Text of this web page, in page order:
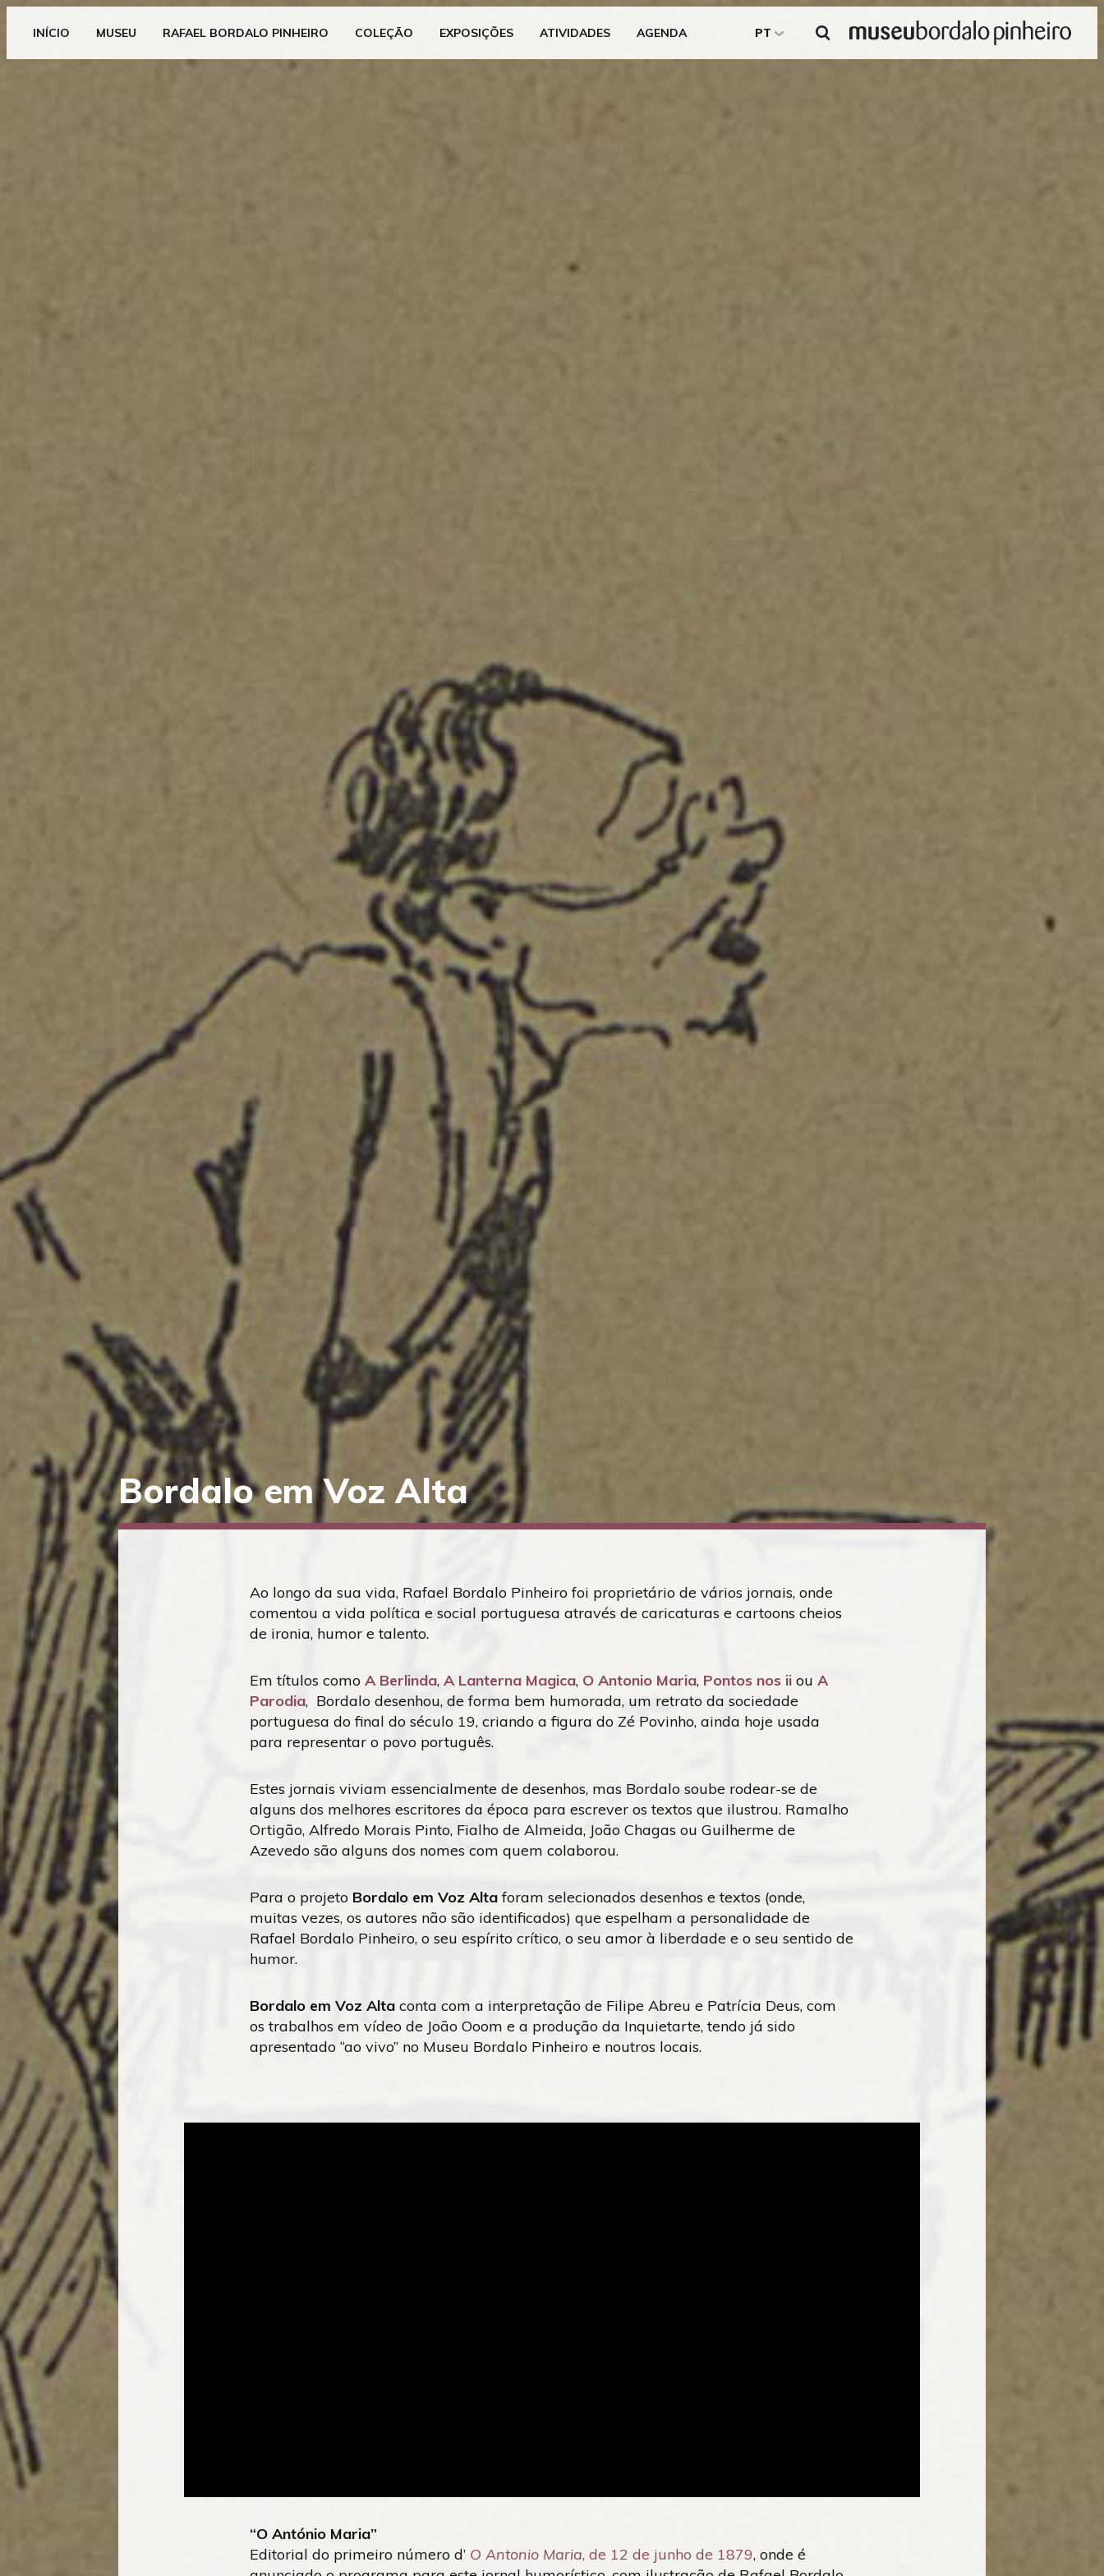
Saltar
diretamente
conteúdo
INÍCIO MUSEU RAFAEL BORDALO PINHEIRO COLEÇÃO EXPOSIÇÕES ATIVIDADES AGENDA PT Pesquisar
Bordalo em Voz Alta
Ao longo da sua vida, Rafael Bordalo Pinheiro foi proprietário de vários jornais, onde
comentou a vida política e social portuguesa através de caricaturas e cartoons cheios
de ironia, humor e talento.
Em títulos como A Berlinda, A Lanterna Magica, O Antonio Maria, Pontos nos ii ou A
Parodia, Bordalo desenhou, de forma bem humorada, um retrato da sociedade
portuguesa do final do século 19, criando a figura do Zé Povinho, ainda hoje usada
para representar o povo português.
Estes jornais viviam essencialmente de desenhos, mas Bordalo soube rodear-se de
alguns dos melhores escritores da época para escrever os textos que ilustrou. Ramalho
Ortigão, Alfredo Morais Pinto, Fialho de Almeida, João Chagas ou Guilherme de
Azevedo são alguns dos nomes com quem colaborou.
Para o projeto Bordalo em Voz Altaforam selecionados desenhos e textos (onde,
muitas vezes, os autores não são identificados) que espelham a personalidade de
Rafael Bordalo Pinheiro, o seu espírito crítico, o seu amor à liberdade e o seu sentido de
humor.
Bordalo em Voz Alta conta com a interpretação de Filipe Abreu e Patrícia Deus, com
os trabalhos em vídeo de João Ooom e a produção da Inquietarte, tendo já sido
apresentado “ao vivo” no Museu Bordalo Pinheiro e noutros locais.
“O António Maria”
Editorial do primeiro número d’ O Antonio Maria, de 12 de junho de 1879, onde é